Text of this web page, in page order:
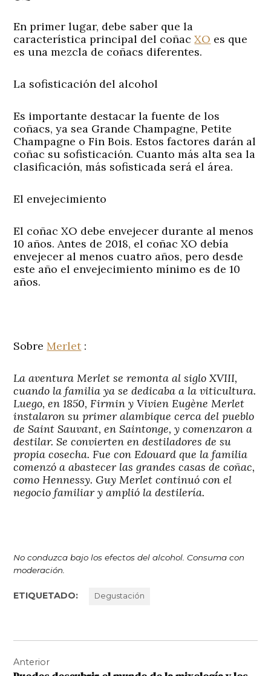
En primer lugar, debe saber que la
característica principal del coñacXO es que
es una mezcla de coñacs diferentes.
La sofisticación del alcohol
Es importante destacar la fuente de los
coñacs, ya sea Grande Champagne, Petite
Champagne o Fin Bois. Estos factores darán al
coñac su sofisticación. Cuanto más alta sea la
clasificación, más sofisticada será el área.
El envejecimiento
El coñac XO debe envejecer durante al menos
10 años. Antes de 2018, el coñac XO debía
envejecer al menos cuatro años, pero desde
este año el envejecimiento mínimo es de 10
años.
SobreMerlet:
La aventura Merlet se remonta al siglo XVIII,
cuando la familia ya se dedicaba a la viticultura.
Luego, en 1850, Firmin y Vivien Eugène Merlet
instalaron su primer alambique cerca del pueblo
de Saint Sauvant, en Saintonge, y comenzaron a
destilar. Se convierten en destiladores de su
propia cosecha. Fue con Edouard que la familia
comenzó a abastecer las grandes casas de coñac,
como Hennessy. Guy Merlet continuó con el
negocio familiar y amplió la destilería.
No conduzca bajo los efectos del alcohol. Consuma con
moderación.
ETIQUETADO: Degustación
de
Anterior